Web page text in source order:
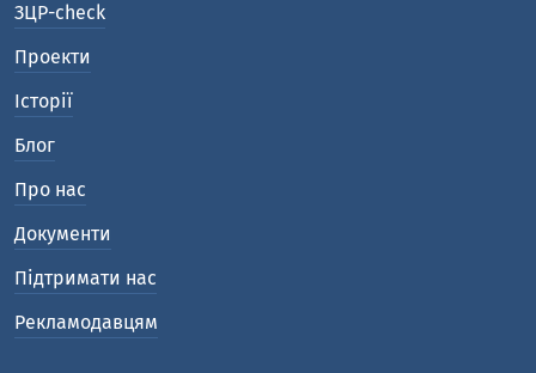
ЗЦР-check
Проекти
Історії
Блог
Про нас
Документи
Підтримати нас
Рекламодавцям